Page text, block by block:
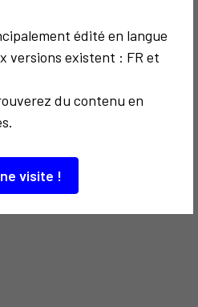
édité en langue
versions existent : FR et
du contenu en
visite !
Big String